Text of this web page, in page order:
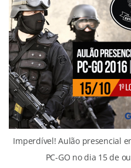
Imperdível! Aulão presencial
PC-GO no dia 15 de